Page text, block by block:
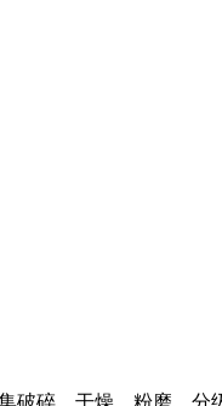
碎、干燥、粉磨、分